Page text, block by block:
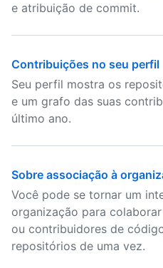
e atribuição de commit.
Contribuições no seu perfil
Seu perfil mostra os
e um grafo das suas
último ano.
Sobre associação à
Você pode se tornar um
organização para
ou contribuidores de
repositórios de uma vez.